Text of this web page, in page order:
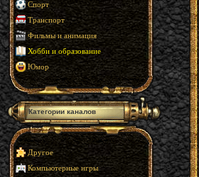
Спорт
Транспорт
Фильмы и анимация
Хобби и образование
Юмор
Категории каналов
Другое
Компьютерные игры